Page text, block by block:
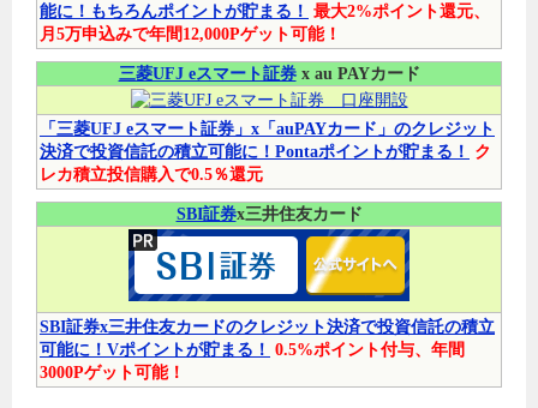
能に！もちろんポイントが貯まる！ 最大2%ポイント還元、
月5万申込みで年間12,000Pゲット可能！
三菱UFJ eスマート証券x au PAYカード
「三菱UFJ eスマート証券」x「auPAYカード」のクレジット
決済で投資信託の積立可能に！Pontaポイントが貯まる！
ク
レカ積立投信購入で0.5％還元
SBI証券x三井住友カード
SBI証券x三井住友カードのクレジット決済で投資信託の積立
可能に！Vポイントが貯まる！ 0.5%ポイント付与、年間
3000Pゲット可能！